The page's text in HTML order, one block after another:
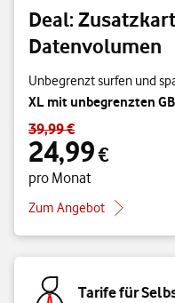
Deal:
Datenvolumen
Unbegrenzt surfen und
XL mit unbegrenzten GB
Standardpreis 39,99 € –
39,99 €
24,99€
pro Monat
Zum Angebot
Tarife für